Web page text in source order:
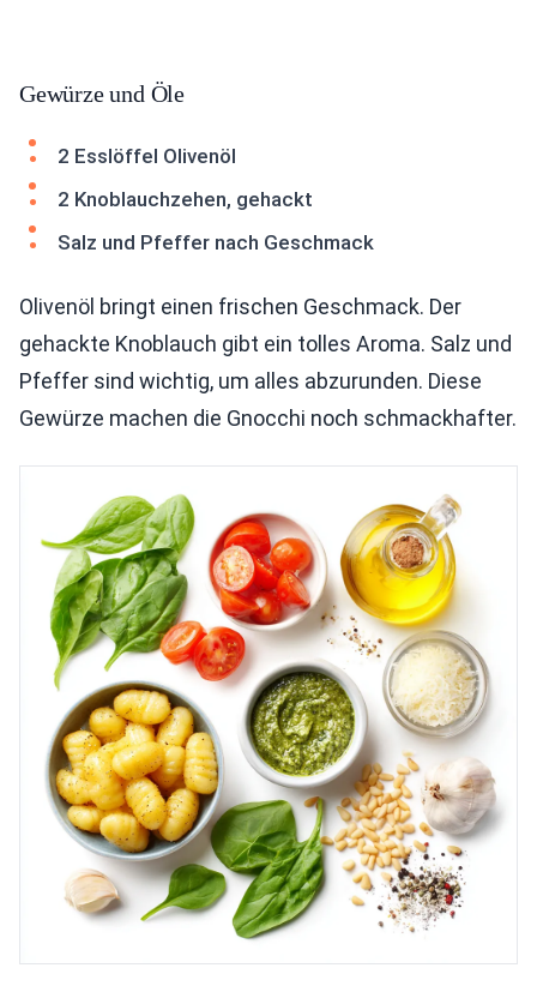
Gewürze und Öle
2 Esslöffel Olivenöl
2 Knoblauchzehen, gehackt
Salz und Pfeffer nach Geschmack
Olivenöl bringt einen frischen Geschmack. Der
gehackte Knoblauch gibt ein tolles Aroma. Salz und
Pfeffer sind wichtig, um alles abzurunden. Diese
Gewürze machen die Gnocchi noch schmackhafter.